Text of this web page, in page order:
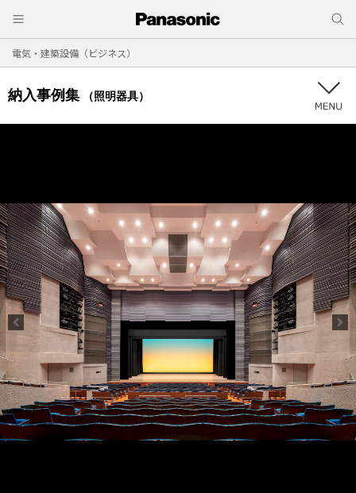
電気・建築設備（ビジネス）
納入事例集 （照明器具）